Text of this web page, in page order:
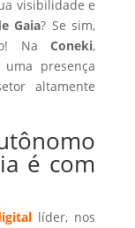
visibilidade e
Gaia? Se sim,
NaConeki,
presença
altamente
é com
líder, nos